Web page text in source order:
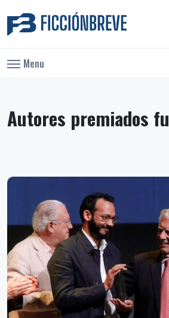
Menu
Autores premiados